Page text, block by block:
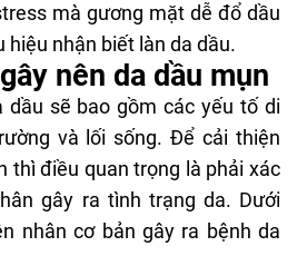
mà gương mặt dễ đổ dầu
hiệu nhận biết làn da dầu.
nên da dầu mụn
dầu sẽ bao gồm các yếu tố di
và lối sống. Để cải thiện
thì điều quan trọng là phải xác
gây ra tình trạng da. Dưới
nhân cơ bản gây ra bệnh da